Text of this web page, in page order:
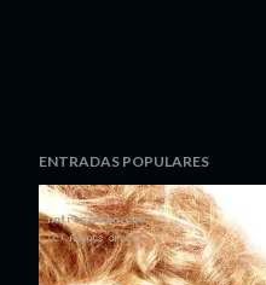
ENTRADAS POPULARES